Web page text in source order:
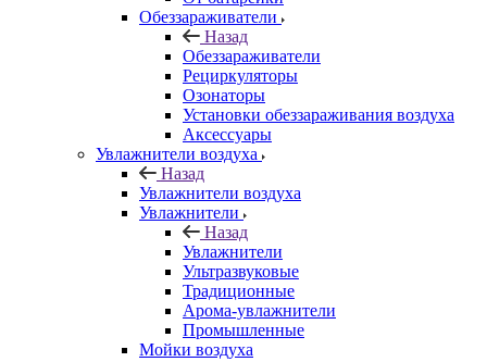
Обеззараживатели
Назад
Обеззараживатели
Рециркуляторы
Озонаторы
Установки обеззараживания воздуха
Аксессуары
Увлажнители воздуха
Назад
Увлажнители воздуха
Увлажнители
Назад
Увлажнители
Ультразвуковые
Традиционные
Арома-увлажнители
Промышленные
Мойки воздуха